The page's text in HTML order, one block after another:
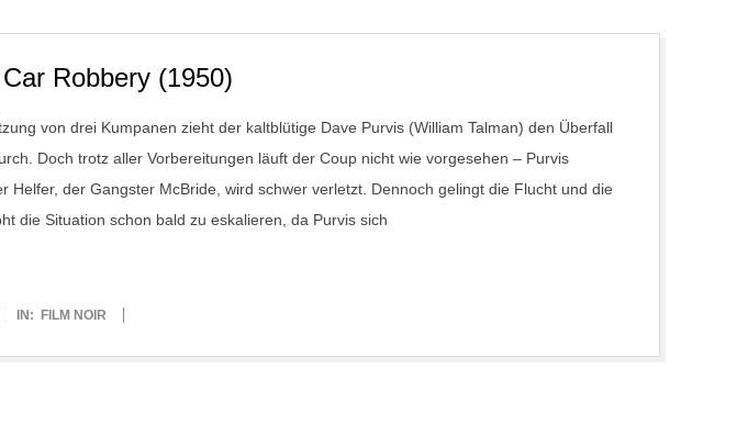
Robbery (1950)
von drei Kumpanen zieht der kaltblütige Dave Purvis (William Talman) den Überfall
Doch trotz aller Vorbereitungen läuft der Coup nicht wie vorgesehen – Purvis
Helfer, der Gangster McBride, wird schwer verletzt. Dennoch gelingt die Flucht und die
die Situation schon bald zu eskalieren, da Purvis sich
IN: FILM NOIR